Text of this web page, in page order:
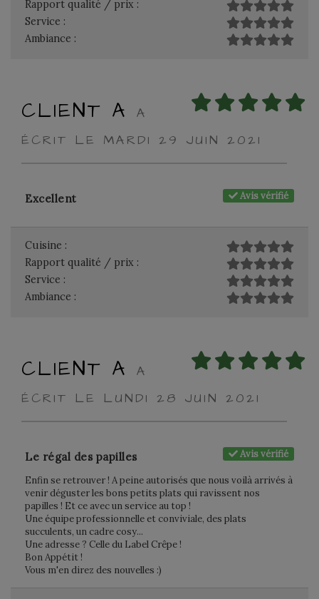
Rapport qualité / prix :
Service :
Ambiance :
CLIENT A
A
ÉCRIT LE MARDI 29 JUIN 2021
Avis vérifié
Excellent
Cuisine :
Rapport qualité / prix :
Service :
Ambiance :
CLIENT A
A
ÉCRIT LE LUNDI 28 JUIN 2021
Avis vérifié
Le régal des papilles
Enfin se retrouver ! A peine autorisés que nous voilà arrivés à
venir déguster les bons petits plats qui ravissent nos
papilles ! Et ce avec un service au top !
Une équipe professionnelle et conviviale, des plats
succulents, un cadre cosy...
Une adresse ? Celle du Label Crêpe !
Bon Appétit !
Vous m'en direz des nouvelles :)